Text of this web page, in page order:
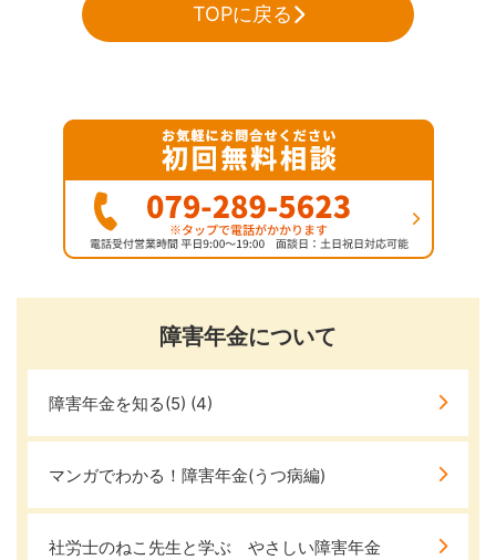
TOPに戻る
障害年金について
障害年金を知る(5) (4)
マンガでわかる！障害年金(うつ病編)
社労士のねこ先生と学ぶ やさしい障害年金